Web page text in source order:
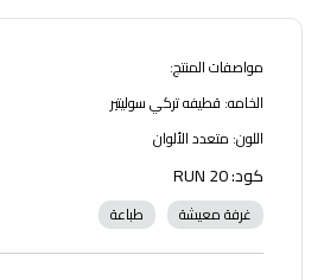
مواصفات المنتج:
الخامه: قطيفه تركي سوليتير
اللون: متعدد الألوان
كود: RUN 20
غرفة معيشة طباعة